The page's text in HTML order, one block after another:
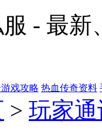
- 最
戏攻略 热血传奇资料
> 玩家